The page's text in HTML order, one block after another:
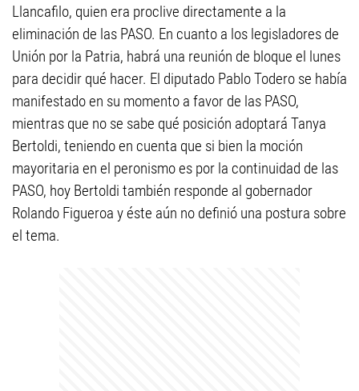
Llancafilo, quien era proclive directamente a la
eliminación de las PASO. En cuanto a los legisladores de
Unión por la Patria, habrá una reunión de bloque el lunes
para decidir qué hacer. El diputado Pablo Todero se había
manifestado en su momento a favor de las PASO,
mientras que no se sabe qué posición adoptará Tanya
Bertoldi, teniendo en cuenta que si bien la moción
mayoritaria en el peronismo es por la continuidad de las
PASO, hoy Bertoldi también responde al gobernador
Rolando Figueroa y éste aún no definió una postura sobre
el tema.